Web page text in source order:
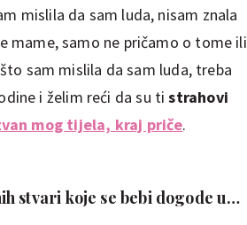
mislila da sam luda, nisam znala
mame, samo ne pričamo o tome ili
sam mislila da sam luda, treba
i želim reći da su tistrahovi
mog tijela, kraj priče.
stvari koje se bebi dogode u